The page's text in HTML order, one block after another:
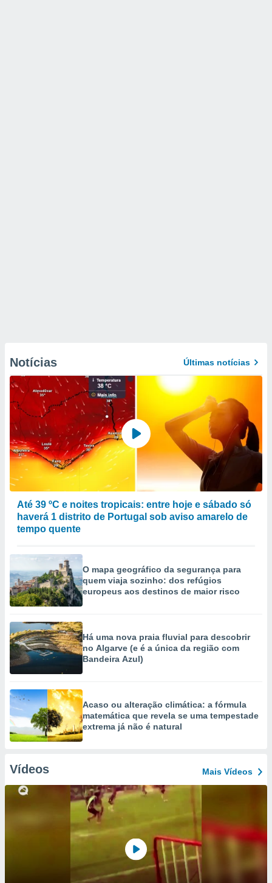
Notícias Últimas notícias
Até 39 ºC e noites tropicais: entre hoje e sábado só
haverá 1 distrito de Portugal sob aviso amarelo de
tempo quente
O mapa geográfico da segurança para
quem viaja sozinho: dos refúgios
europeus aos destinos de maior risco
Há uma nova praia fluvial para descobrir
no Algarve (e é a única da região com
Bandeira Azul)
Acaso ou alteração climática: a fórmula
matemática que revela se uma tempestade
extrema já não é natural
Vídeos Mais Vídeos